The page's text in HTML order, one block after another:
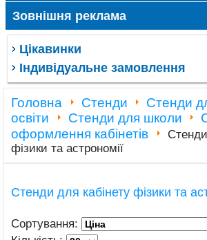
Зовнішня реклама
Цікавинки
Індивідуальне замовлення
Головна Стенди
Стенди
освіти
Стенди для школи
оформлення кабінетів
фізики та астрономії
Стенди для кабінету фізики та
Сортування: